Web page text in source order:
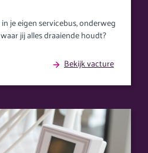
je eigen servicebus, onderweg
jij alles draaiende houdt?
Bekijk vacture